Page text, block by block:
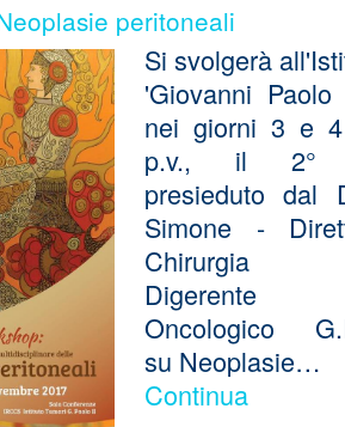
peritoneali
Si svolgerà
'Giovanni
nei giorni 3 e 4
p.v., il 2°
presieduto dal
Simone -
Chirurgia
Digerente
Oncologico
su Neoplasie…
Continua